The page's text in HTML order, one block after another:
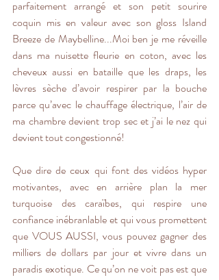
parfaitement arrangé et son petit sourire
coquin mis en valeur avec son gloss Island
Breeze de Maybelline...Moi ben je me réveille
dans ma nuisette fleurie en coton, avec les
cheveux aussi en bataille que les draps, les
lèvres sèche d’avoir respirer par la bouche
parce qu’avec le chauffage électrique, l’air de
ma chambre devient trop sec et j’ai le nez qui
devient tout congestionné!
Que dire de ceux qui font des vidéos hyper
motivantes, avec en arrière plan la mer
turquoise des caraïbes, qui respire une
confiance inébranlable et qui vous promettent
que VOUS AUSSI, vous pouvez gagner des
milliers de dollars par jour et vivre dans un
paradis exotique. Ce qu’on ne voit pas est que